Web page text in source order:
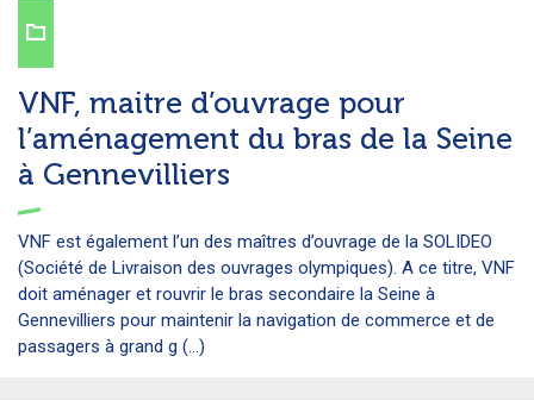
VNF, maitre d’ouvrage pour
l’aménagement du bras de la Seine
à Gennevilliers
VNF est également l’un des maîtres d’ouvrage de la SOLIDEO
(Société de Livraison des ouvrages olympiques). A ce titre, VNF
doit aménager et rouvrir le bras secondaire la Seine à
Gennevilliers pour maintenir la navigation de commerce et de
passagers à grand g (...)